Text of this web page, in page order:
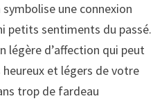
une connexion
petits sentiments du passé.
légère d’affection qui peut
et légers de votre
trop de fardeau